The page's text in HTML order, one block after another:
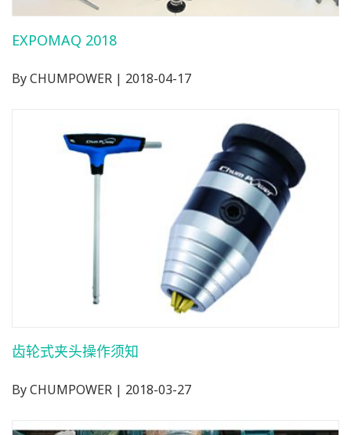
EXPOMAQ 2018
By CHUMPOWER | 2018-04-17
齿轮式夹头操作须知
By CHUMPOWER | 2018-03-27